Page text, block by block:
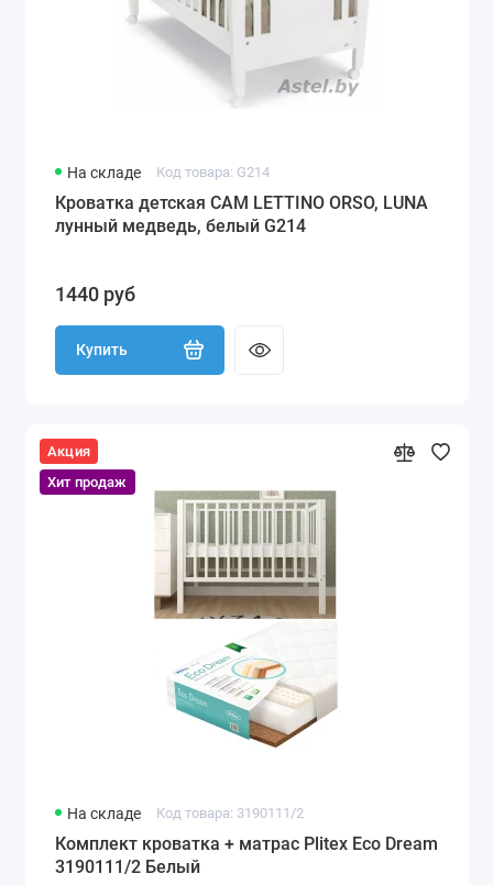
На складе Код товара: G214
Кроватка детская CAM LETTINO ORSO, LUNA
лунный медведь, белый G214
1440 руб
Купить
Акция
Хит продаж
На складе Код товара: 3190111/2
Комплект кроватка + матрас Plitex Eco Dream
3190111/2 Белый